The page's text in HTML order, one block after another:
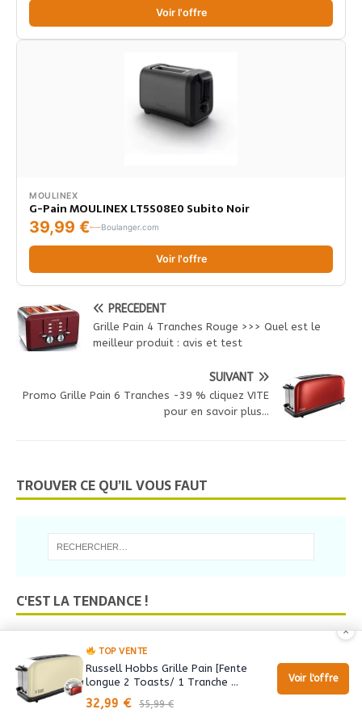
Voir l'offre
MOULINEX
G-Pain MOULINEX LT5S08E0 Subito Noir
39,99 € Boulanger.com
Voir l'offre
PRÉCÉDENT
Grille Pain 4 Tranches Rouge >>> Quel est le
meilleur produit : avis et test
SUIVANT
Promo Grille Pain 6 Tranches -39 % cliquez VITE
pour en savoir plus…
TROUVER CE QU’IL VOUS FAUT
C'EST LA TENDANCE !
6 views
TEST Grille Pain 1 Fente Longue >>> -58 % cliquez VITE pour
voir les avis
×
TOP VENTE
Russell Hobbs Grille Pain [Fente
longue 2 Toasts/ 1 Tranche …
32,99 € 55,99 €
Voir l'offre